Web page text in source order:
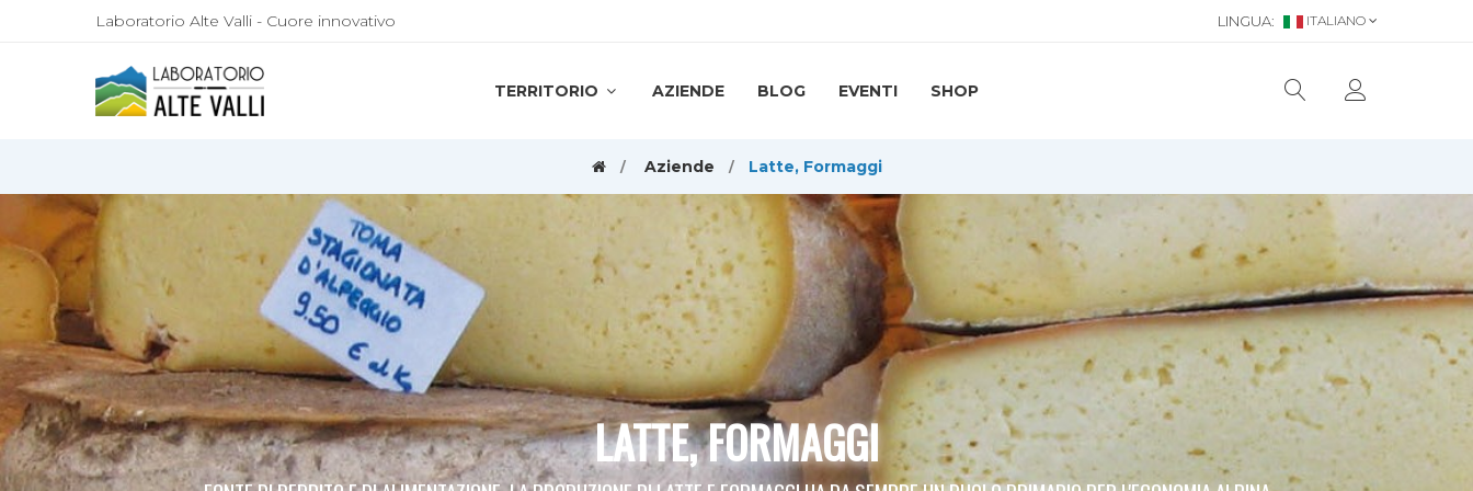
Laboratorio Alte Valli - Cuore innovativo LINGUA: ITALIANO
TERRITORIO AZIENDE BLOG EVENTI SHOP
Aziende Latte, Formaggi
LATTE, FORMAGGI